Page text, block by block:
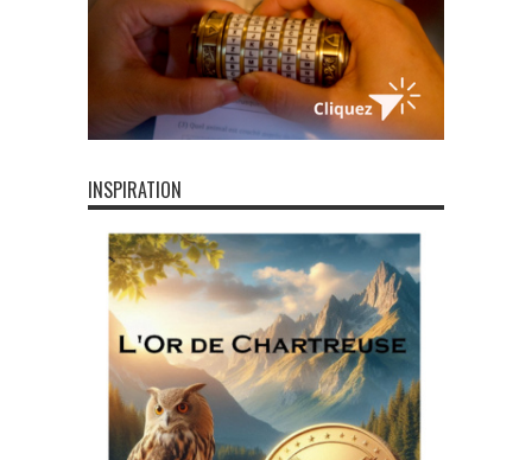
INSPIRATION